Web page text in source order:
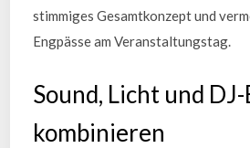
stimmiges Gesamtkonzept und
Engpässe am Veranstaltungstag.
Sound, Licht und
kombinieren